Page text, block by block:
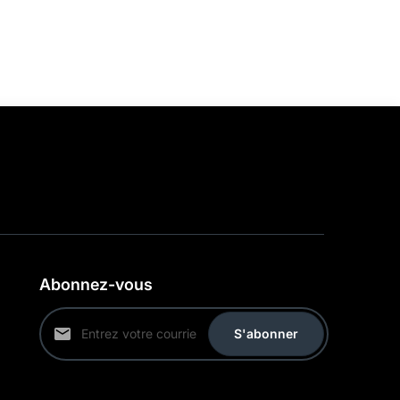
Abonnez-vous
S'abonner